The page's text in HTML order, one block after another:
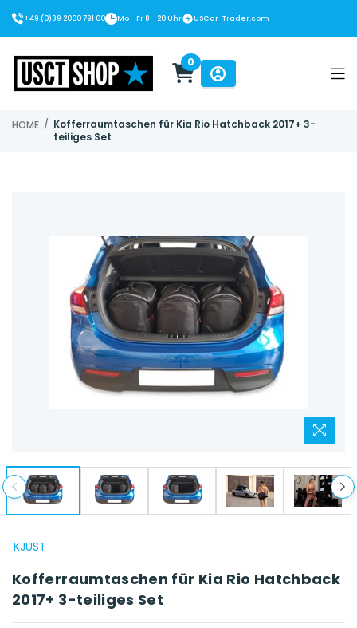
+49 (0)89 2000 791 00 Mo - Fr 8 - 20 Uhr USCar-Trader.com
0
HOME / Kofferraumtaschen für Kia Rio Hatchback 2017+ 3-
teiliges Set
KJUST
Kofferraumtaschen für Kia Rio Hatchback
2017+ 3-teiliges Set